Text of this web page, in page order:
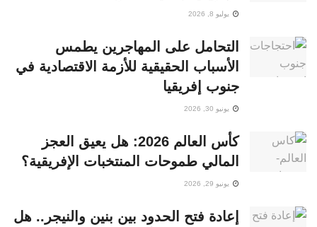
يوليو 8, 2026
التحامل على المهاجرين يطمس
الأسباب الحقيقية للأزمة الاقتصادية في
جنوب إفريقيا
يونيو 30, 2026
كأس العالم 2026: هل يعيق العجز
المالي طموحات المنتخبات الإفريقية؟
يونيو 29, 2026
إعادة فتح الحدود بين بنين والنيجر.. هل